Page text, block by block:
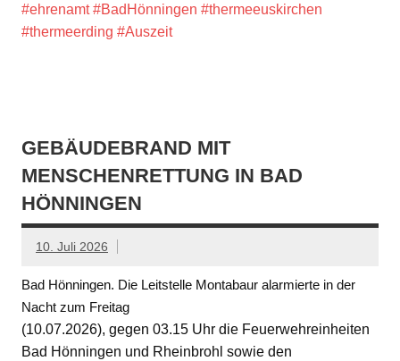
#ehrenamt #BadHönningen #thermeeuskirchen
#thermeerding #Auszeit
GEBÄUDEBRAND MIT
MENSCHENRETTUNG IN BAD
HÖNNINGEN
10. Juli 2026
Bad Hönningen. Die Leitstelle Montabaur alarmierte in der
Nacht zum Freitag
(10.07.2026), gegen 03.15 Uhr die Feuerwehreinheiten
Bad Hönningen und Rheinbrohl sowie den